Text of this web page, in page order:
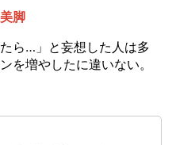
脚
ら…」と妄想した人は多
を増やしたに違いない。